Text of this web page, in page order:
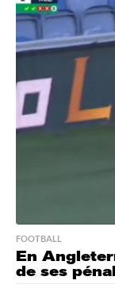
FOOTBALL
En
de ses